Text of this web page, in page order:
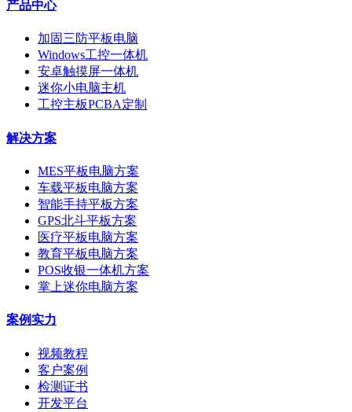
产品中心
加固三防平板电脑
Windows工控一体机
安卓触摸屏一体机
迷你小电脑主机
工控主板PCBA定制
解决方案
MES平板电脑方案
车载平板电脑方案
智能手持平板方案
GPS北斗平板方案
医疗平板电脑方案
教育平板电脑方案
POS收银一体机方案
掌上迷你电脑方案
案例实力
视频教程
客户案例
检测证书
开发平台